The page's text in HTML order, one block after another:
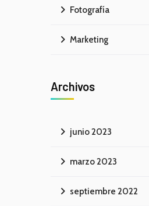
Fotografía
Marketing
Archivos
junio 2023
marzo 2023
septiembre 2022